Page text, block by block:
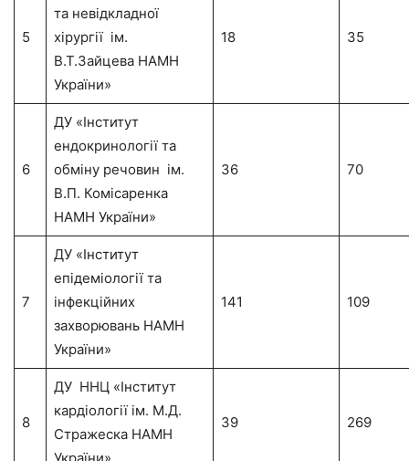
5
та невідкладної
хірургії ім.
В.Т.Зайцева НАМН
України»
18 35
6
ДУ «Інститут
ендокринології та
обміну речовин ім.
В.П. Комісаренка
НАМН України»
36 70
7
ДУ «Інститут
епідеміології та
інфекційних
захворювань НАМН
України»
141 109
8
ДУ ННЦ «Інститут
кардіології ім. М.Д.
Стражеска НАМН
39 269